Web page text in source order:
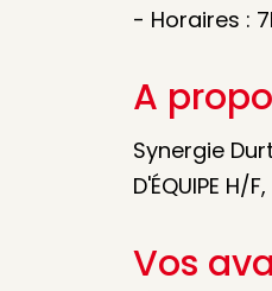
- Horaires :
A
Synergie
D'ÉQUIPE
Vos